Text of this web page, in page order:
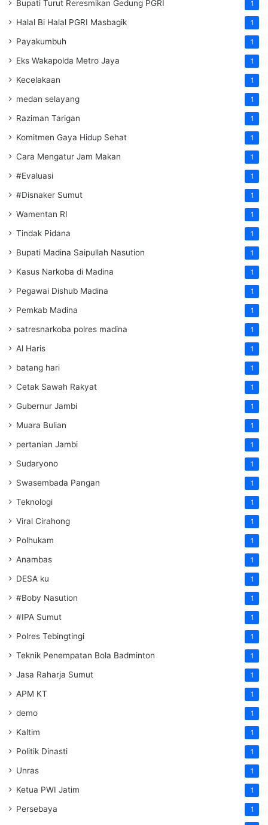
Bupati Turut Reresmikan Gedung PGRI 1
Halal Bi Halal PGRI Masbagik 1
Payakumbuh 1
Eks Wakapolda Metro Jaya 1
Kecelakaan 1
medan selayang 1
Raziman Tarigan 1
Komitmen Gaya Hidup Sehat 1
Cara Mengatur Jam Makan 1
#Evaluasi 1
#Disnaker Sumut 1
Wamentan RI 1
Tindak Pidana 1
Bupati Madina Saipullah Nasution 1
Kasus Narkoba di Madina 1
Pegawai Dishub Madina 1
Pemkab Madina 1
satresnarkoba polres madina 1
Al Haris 1
batang hari 1
Cetak Sawah Rakyat 1
Gubernur Jambi 1
Muara Bulian 1
pertanian Jambi 1
Sudaryono 1
Swasembada Pangan 1
Teknologi 1
Viral Cirahong 1
Polhukam 1
Anambas 1
DESA ku 1
#Boby Nasution 1
#IPA Sumut 1
Polres Tebingtingi 1
Teknik Penempatan Bola Badminton 1
Jasa Raharja Sumut 1
APM KT 1
demo 1
Kaltim 1
Politik Dinasti 1
Unras 1
Ketua PWI Jatim 1
Persebaya 1